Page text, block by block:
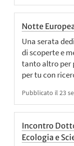
Notte
Una serata
di scoperte e
tanto altro per
per tu con
Pubblicato il 23
Incontro
Ecologia e